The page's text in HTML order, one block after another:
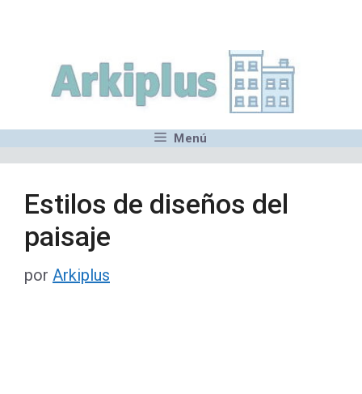
contenido
Menú
Estilos de diseños del
paisaje
por Arkiplus